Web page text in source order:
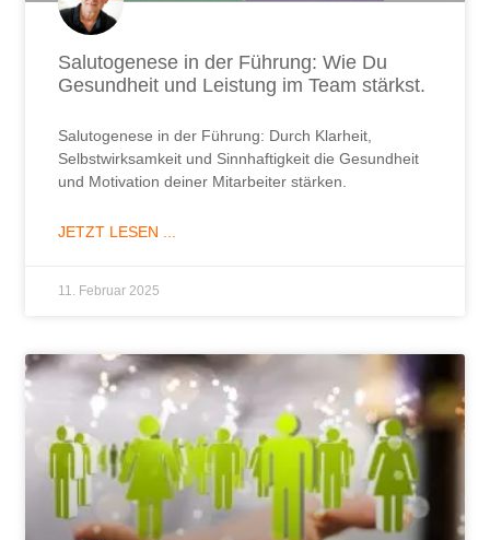
Salutogenese in der Führung: Wie Du
Gesundheit und Leistung im Team stärkst.
Salutogenese in der Führung: Durch Klarheit,
Selbstwirksamkeit und Sinnhaftigkeit die Gesundheit
und Motivation deiner Mitarbeiter stärken.
JETZT LESEN ...
11. Februar 2025